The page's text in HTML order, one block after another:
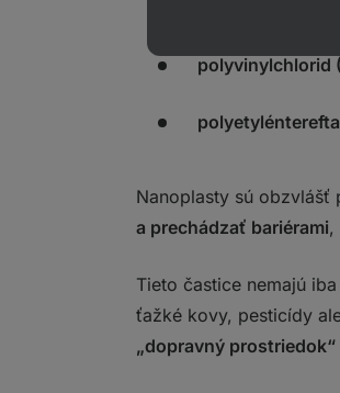
polyvinylchlorid
Nanoplasty sú obzvlášť
a prechádzať bariérami,
Tieto častice nemajú
ťažké kovy, pesticídy
„dopravný